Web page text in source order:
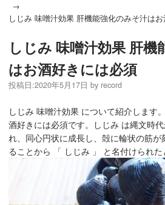
しじみ 味噌汁効果 肝機能強化のみそ汁は
しじみ 味噌汁効果 肝機
はお酒好きには必須
投稿日:2020年5月17日 by record
しじみ 味噌汁効果 について紹介します
酒好きには必須です。しじみ は縄文時
れ、同心円状に成長し、殻に輪状の筋が
ることから 「 しじみ 」 と名付けられた